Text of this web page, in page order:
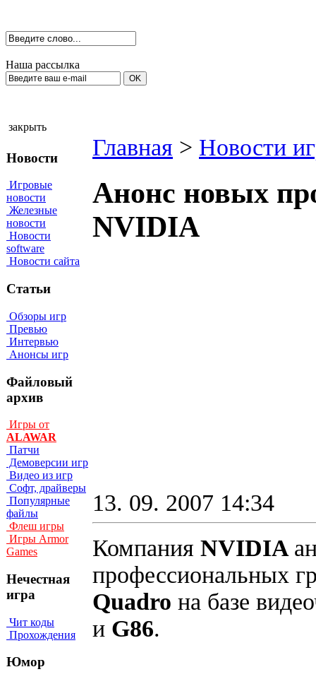
Наша рассылка
закрыть
Новости
Игровые
новости
Железные
новости
Новости
software
Новости сайта
Статьи
Обзоры игр
Превью
Интервью
Анонсы игр
Файловый
архив
Игры от
ALAWAR
Патчи
Демоверсии игр
Видео из игр
Софт, драйверы
Популярные
файлы
Флеш игры
Игры Armor
Games
Нечестная
игра
Чит коды
Прохождения
Юмор
Главная > Новости
Анонс новых
NVIDIA
13. 09. 2007 14:34
Компания NVIDIA
профессиональных
Quadro на базе
и G86.